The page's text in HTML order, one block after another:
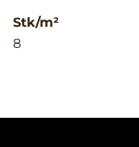
Stk/m²
8